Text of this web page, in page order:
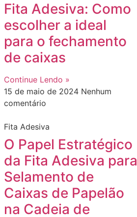
Fita Adesiva: Como
escolher a ideal
para o fechamento
de caixas
Continue Lendo »
15 de maio de 2024 Nenhum
comentário
Fita Adesiva
O Papel Estratégico
da Fita Adesiva para
Selamento de
Caixas de Papelão
na Cadeia de